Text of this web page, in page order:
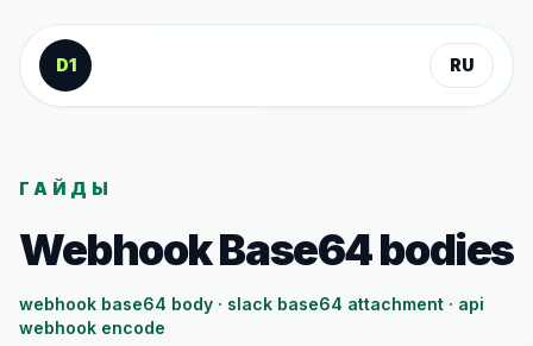
К содержанию
D1
RU
ГАЙДЫ
Webhook Base64 bodies
webhook base64 body · slack base64 attachment · api
webhook encode